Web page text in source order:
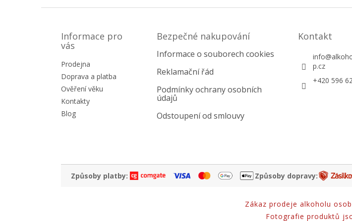
Informace pro
vás
Prodejna
Doprava a platba
Ověření věku
Kontakty
Blog
Bezpečné nakupování
Informace o souborech cookies
Reklamační řád
Podmínky ochrany osobních
údajů
Odstoupení od smlouvy
Kontakt
info@
p.cz
+420 596
Způsoby platby: Způsoby dopravy:
Zákaz prodeje alkoholu
Fotografie produktů